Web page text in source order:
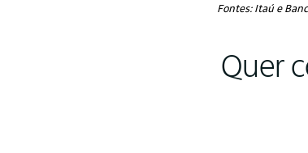
Fontes: Itaú e
Quer